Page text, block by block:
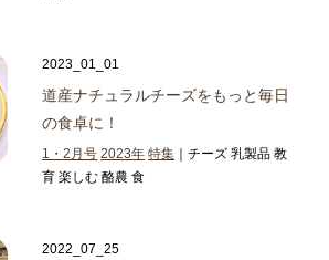
2023_01_01
道産ナチュラルチーズをもっと毎日
の食卓に！
1・2月号 2023年 特集 ｜チーズ 乳製品 教
育 楽しむ 酪農 食
2022_07_25